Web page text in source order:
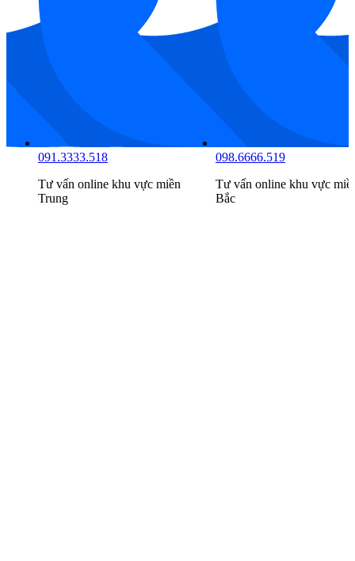
034.8888.516
Tư vấn online khu vực miền
Nam
091.3333.518
Tư vấn online khu vực
Trung